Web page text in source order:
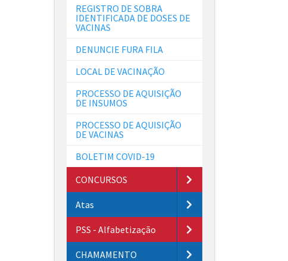
REGISTRO DE SOBRA
IDENTIFICADA DE DOSES DE
VACINAS
DENUNCIE FURA FILA
LOCAL DE VACINAÇÃO
PROCESSO DE AQUISIÇÃO
DE INSUMOS
PROCESSO DE AQUISIÇÃO
DE VACINAS
BOLETIM COVID-19
CONCURSOS
Atas
PSS - Alfabetização
CHAMAMENTO